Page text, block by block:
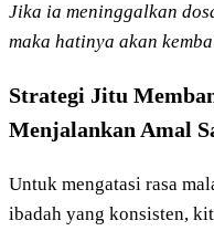
Jika ia meninggalkan
maka hatinya akan
Strategi Jitu
Menjalankan Amal
Untuk mengatasi rasa
ibadah yang konsisten,